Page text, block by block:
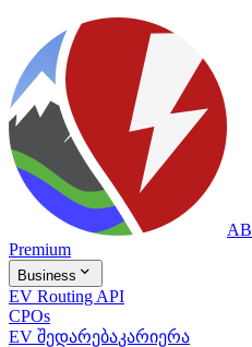
Premium
Business 
EV Routing API
CPOs
EV შედარებაკარიერა